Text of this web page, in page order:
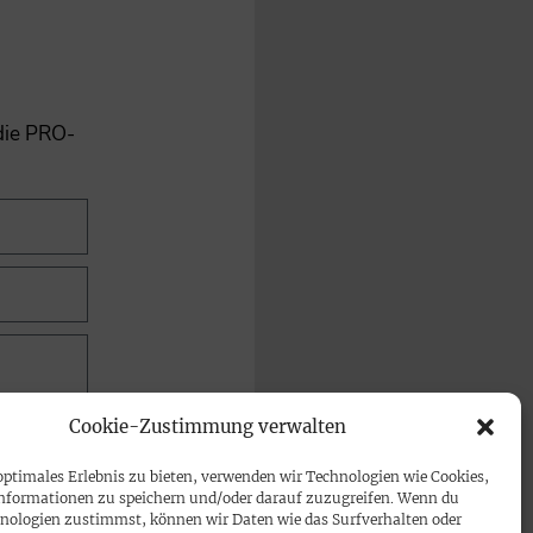
Cookie-Zustimmung verwalten
Erlebnis zu bieten, verwenden wir Technologien wie Cookies,
zu speichern und/oder darauf zuzugreifen. Wenn du
zustimmst, können wir Daten wie das Surfverhalten oder
PRO-